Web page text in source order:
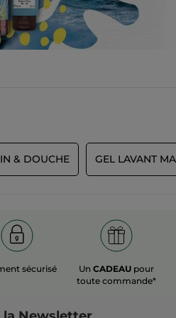
& DOUCHE GEL LAVANT
sécurisé UnCADEAU pour
toute commande*